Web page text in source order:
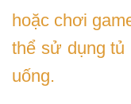
hoặc chơi
thể sử dụng tủ
uống.